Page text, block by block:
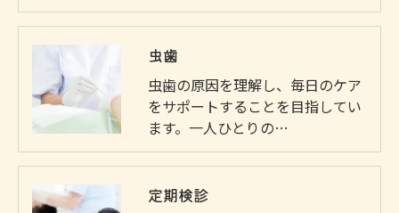
虫歯
虫歯の原因を理解し、毎日のケア
をサポートすることを目指してい
ます。一人ひとりの…
定期検診